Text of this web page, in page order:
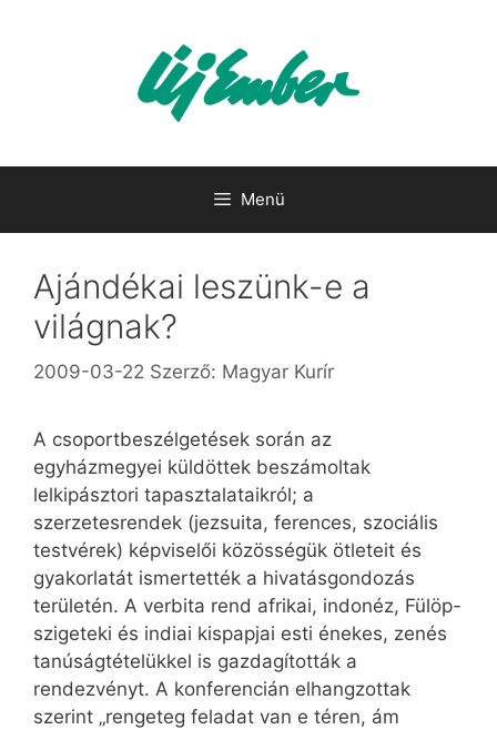
Menü
Ajándékai leszünk-e a
világnak?
2009-03-22 Szerző: Magyar Kurír
A csoportbeszélgetések során az
egyházmegyei küldöttek beszámoltak
lelkipásztori tapasztalataikról; a
szerzetesrendek (jezsuita, ferences, szociális
testvérek) képviselői közösségük ötleteit és
gyakorlatát ismertették a hivatásgondozás
területén. A verbita rend afrikai, indonéz, Fülöp-
szigeteki és indiai kispapjai esti énekes, zenés
tanúságtételükkel is gazdagították a
rendezvényt. A konferencián elhangzottak
szerint „rengeteg feladat van e téren, ám